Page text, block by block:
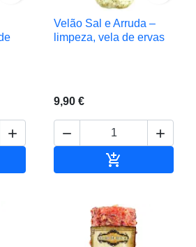

Velão Sal e Arruda –
limpeza, vela de ervas
9,90 €
 
